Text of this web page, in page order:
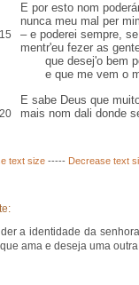
E por esto nom
nunca meu mal per
15
– e poderei sempre,
mentr'eu fezer as
que desej'o bem
e que me vem o
E sabe Deus que
20 mais nom dali donde
text size ----- Decrease text
a identidade da
ama e deseja uma